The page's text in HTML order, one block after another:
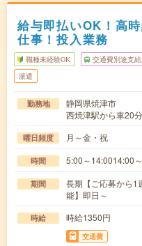
給与即払いOK！高
仕事！投入業務
職種未経験OK 交通費別途支給
派遣
勤務地
静岡県焼津市
西焼津駅から車20分
曜日頻度 月～金・祝
時間 5:00～14:0014:00
期間
長期【ご応募から1
能】即日～
時給 時給1350円
交通費